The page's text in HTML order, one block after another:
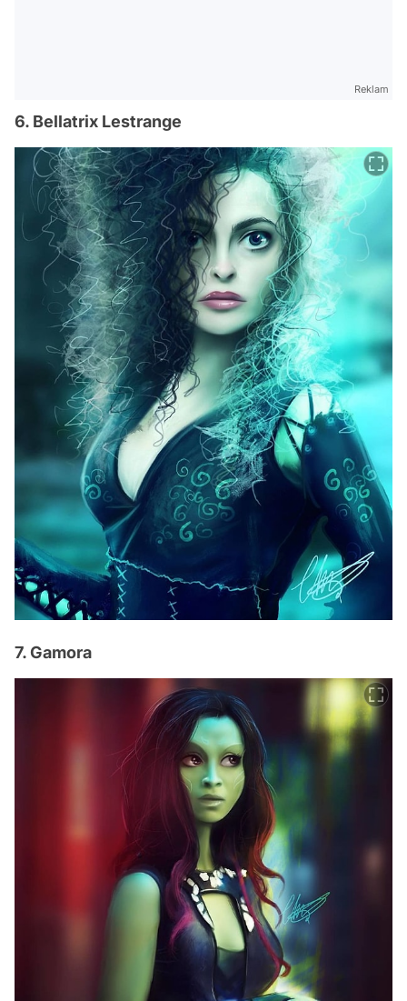
Reklam
6. Bellatrix Lestrange
7. Gamora